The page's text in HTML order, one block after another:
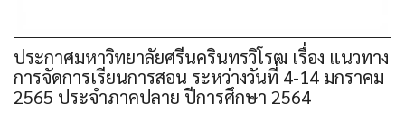
ประกาศมหาวิทยาลัยศรีนครินทรวิโรฒ เรื่อง แนวทาง
การจัดการเรียนการสอน ระหว่างวันที่ 4-14 มกราคม
2565 ประจำภาคปลาย ปีการศึกษา 2564